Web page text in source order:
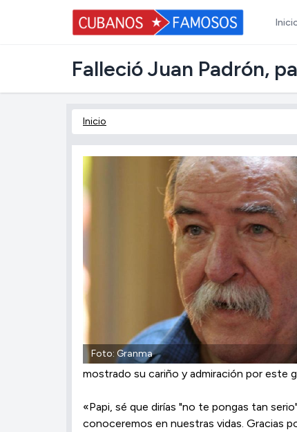
Falleció Juan Padrón,
Inicio
Foto: Granma
mostrado su cariño y admiración por este
«Papi, sé que dirías "no te pongas tan
conoceremos en nuestras vidas. Gracias